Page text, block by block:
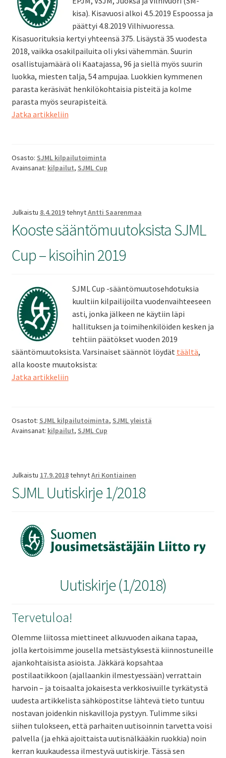
kisa). Kisavuosi alkoi 4.5.2019 Espoossa ja
päättyi 4.8.2019 Vilhivuoressa.
Kisasuorituksia kertyi yhteensä 375. Lisäystä 35 vuodesta
2018, vaikka osakilpailuita oli yksi vähemmän. Suurin
osallistujamäärä oli Kaatajassa, 96 ja siellä myös suurin
luokka, miesten talja, 54 ampujaa. Luokkien kymmenen
parasta keräsivät henkilökohtaisia pisteitä ja kolme
parasta myös seurapisteitä.
Jatka artikkeliinSJML
Osasto: SJML kilpailutoiminta
Avainsanat: kilpailut, SJML Cup
Julkaistu 8.4.2019tehnytAntti Saarenmaa
Kooste sääntömuutoksista SJML
Cup – kisoihin 2019
SJML Cup -sääntömuutosehdotuksia
kuultiin kilpailijoilta vuodenvaihteeseen
asti, jonka jälkeen ne käytiin läpi
hallituksen ja toimihenkilöiden kesken ja
tehtiin päätökset vuoden 2019
sääntömuutoksista. Varsinaiset säännöt löydät täältä,
alla kooste muutoksista:
Jatka artikkeliinKooste
–
Osastot: SJML kilpailutoiminta, SJML yleistä
Avainsanat: kilpailut, SJML Cup
Julkaistu 17.9.2018tehnytAri Kontiainen
SJML Uutiskirje 1/2018
Uutiskirje (1/2018)
Tervetuloa!
Olemme liitossa miettineet alkuvuoden aikana tapaa,
jolla kertoisimme jousella metsästyksestä kiinnostuneille
ajankohtaisista asioista. Jäkkärä kopsahtaa
postilaatikkoon (ajallaankin ilmestyessään) verrattain
harvoin – ja toisaalta jokaisesta verkkosivuille tyrkätystä
uudesta artikkelista sähköpostitse lähtevä tieto tuntuu
nostavan joidenkin niskavilloja pystyyn. Tulimme siksi
siihen tulokseen, että parhaiten uutisoinnin tarvetta voisi
palvella (ja ehkä ajoittaista uutisnälkääkin ruokkia) noin
kerran kuukaudessa ilmestyvä uutiskirje. Tässä sen